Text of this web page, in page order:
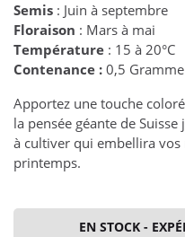
Semis : Juin à septembre
Floraison : Mars à mai
Température : 15 à 20°C
Contenance : 0,5 Gramme
Apportez une touche
la pensée géante de
à cultiver qui embellira vos
printemps.
EN STOCK -